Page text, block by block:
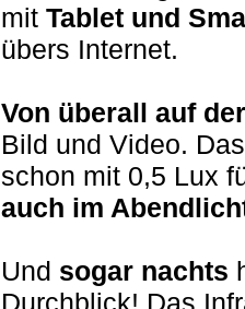
mit Tablet und
übers Internet.
Von überall auf
Bild und Video.
schon mit 0,5 Lux
auch im
Und sogar nachts
Durchblick! Das